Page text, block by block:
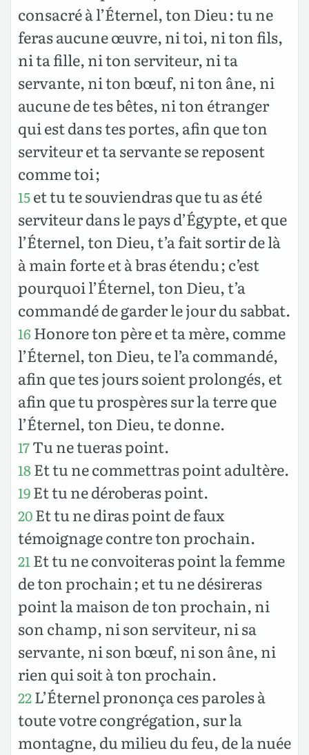
consacré à l’Éternel, ton Dieu : tu ne
feras aucune œuvre, ni toi, ni ton fils,
ni ta fille, ni ton serviteur, ni ta
servante, ni ton bœuf, ni ton âne, ni
aucune de tes bêtes, ni ton étranger
qui est dans tes portes, afin que ton
serviteur et ta servante se reposent
comme toi ;
15et tu te souviendras que tu as été
serviteur dans le pays d’Égypte, et que
l’Éternel, ton Dieu, t’a fait sortir de là
à main forte et à bras étendu ; c’est
pourquoi l’Éternel, ton Dieu, t’a
commandé de garder le jour du sabbat.
16 Honore ton père et ta mère, comme
l’Éternel, ton Dieu, te l’a commandé,
afin que tes jours soient prolongés, et
afin que tu prospères sur la terre que
l’Éternel, ton Dieu, te donne.
17Tu ne tueras point.
18Et tu ne commettras point adultère.
19Et tu ne déroberas point.
20Et tu ne diras point de faux
témoignage contre ton prochain.
21 Et tu ne convoiteras point la femme
de ton prochain ; et tu ne désireras
point la maison de ton prochain, ni
son champ, ni son serviteur, ni sa
servante, ni son bœuf, ni son âne, ni
rien qui soit à ton prochain.
22L’Éternel prononça ces paroles à
toute votre congrégation, sur la
montagne, du milieu du feu, de la nuée